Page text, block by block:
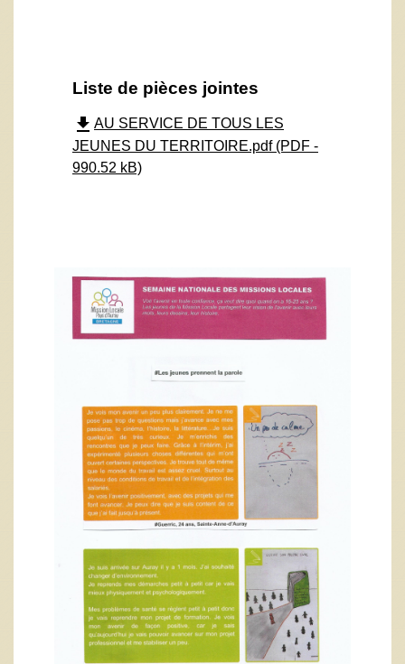
Liste de pièces jointes
file_download AU SERVICE DE TOUS LES
JEUNES DU TERRITOIRE.pdf (PDF -
990.52 kB)